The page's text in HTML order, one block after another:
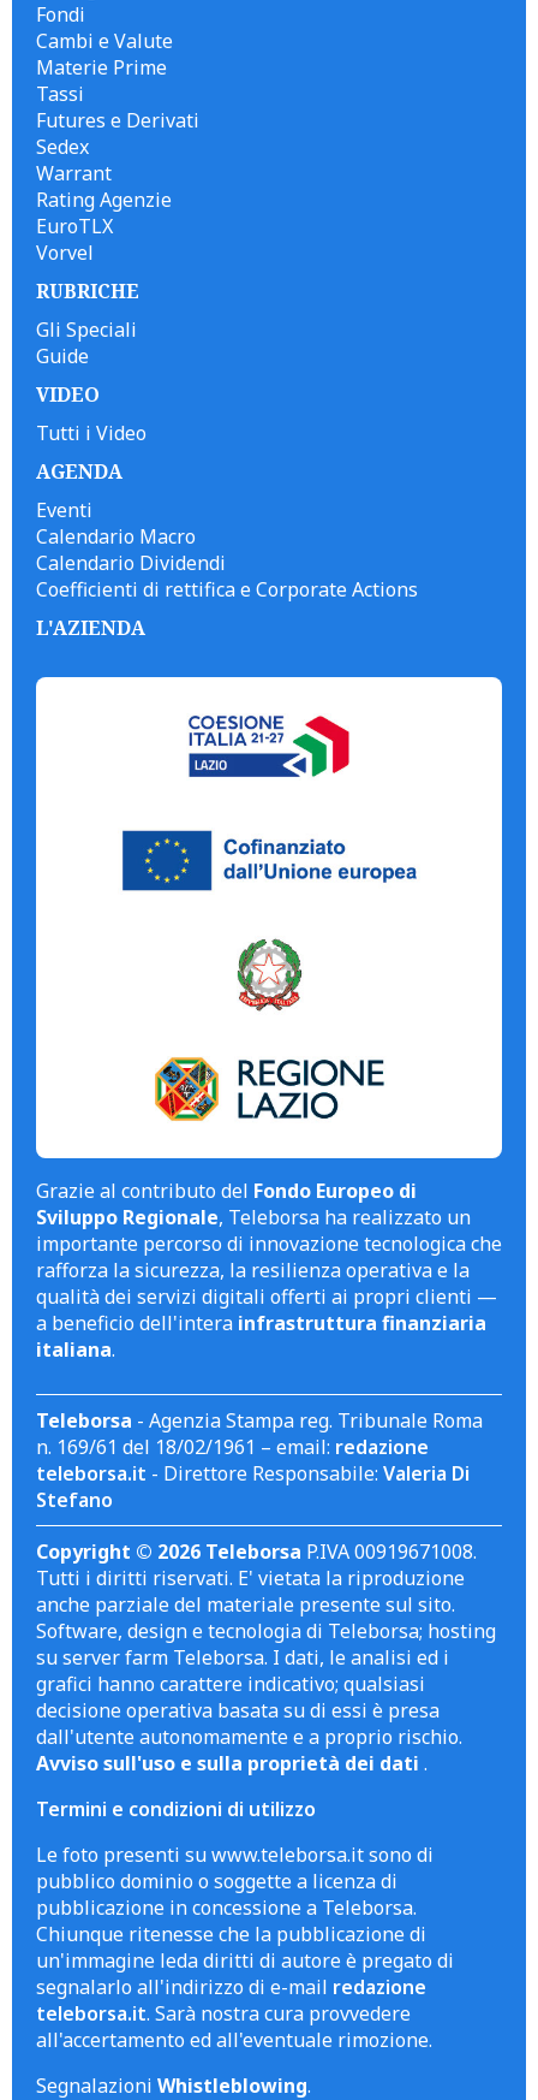
Fondi
Cambi e Valute
Materie Prime
Tassi
Futures e Derivati
Sedex
Warrant
Rating Agenzie
EuroTLX
Vorvel
RUBRICHE
Gli Speciali
Guide
VIDEO
Tutti i Video
AGENDA
Eventi
Calendario Macro
Calendario Dividendi
Coefficienti di rettifica e Corporate Actions
L'AZIENDA
Grazie al contributo del Fondo Europeo di
Sviluppo Regionale, Teleborsa ha realizzato un
importante percorso di innovazione tecnologica che
rafforza la sicurezza, la resilienza operativa e la
qualità dei servizi digitali offerti ai propri clienti —
a beneficio dell'intera infrastruttura finanziaria
italiana.
Teleborsa - Agenzia Stampa reg. Tribunale Roma
n. 169/61 del 18/02/1961 – email: redazione
teleborsa.it - Direttore Responsabile: Valeria Di
Stefano
Copyright © 2026 Teleborsa P.IVA 00919671008.
Tutti i diritti riservati. E' vietata la riproduzione
anche parziale del materiale presente sul sito.
Software, design e tecnologia di Teleborsa; hosting
su server farm Teleborsa. I dati, le analisi ed i
grafici hanno carattere indicativo; qualsiasi
decisione operativa basata su di essi è presa
dall'utente autonomamente e a proprio rischio.
Avviso sull'uso e sulla proprietà dei dati .
Termini e condizioni di utilizzo
Le foto presenti su www.teleborsa.it sono di
pubblico dominio o soggette a licenza di
pubblicazione in concessione a Teleborsa.
Chiunque ritenesse che la pubblicazione di
un'immagine leda diritti di autore è pregato di
segnalarlo all'indirizzo di e-mail redazione
teleborsa.it. Sarà nostra cura provvedere
all'accertamento ed all'eventuale rimozione.
Segnalazioni Whistleblowing.